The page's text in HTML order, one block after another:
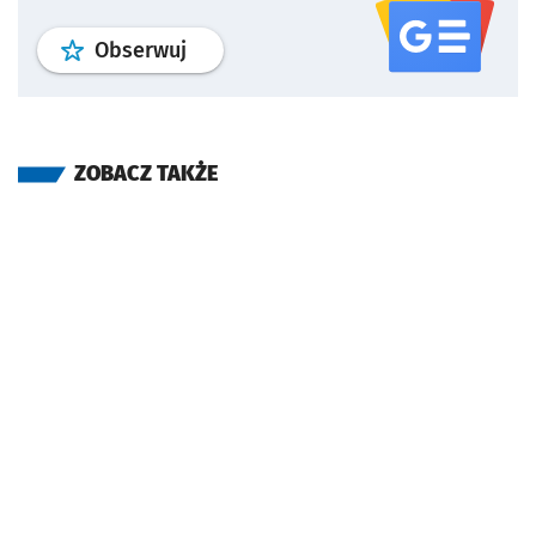
Obserwuj profil serwisu
ZOBACZ TAKŻE